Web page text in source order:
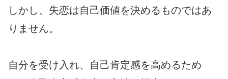
しかし、失恋は自己価値を決めるものではあ
りません。
自分を受け入れ、自己肯定感を高めるため